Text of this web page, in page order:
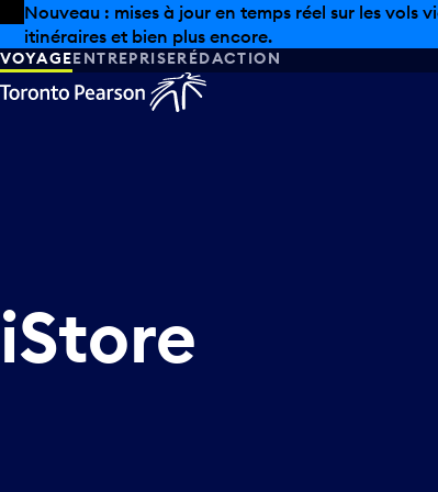
Skip to offers
Passer au contenu principal
Nouveau : mises à jour en temps réel sur les vols
itinéraires et bien plus encore.
VOYAGEENTREPRISERÉDACTION
iStore